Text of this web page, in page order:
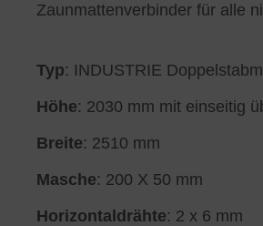
Zaunmattenverbinder für alle
Typ: INDUSTRIE
Höhe: 2030 mm mit einseitig
Breite: 2510 mm
Masche: 200 X 50 mm
Horizontaldrähte: 2 x 6 mm